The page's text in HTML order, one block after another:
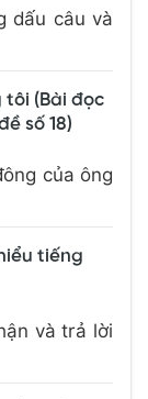
dấu câu và
tôi (Bài đọc
số 18)
của ông
tiếng
và trả lời